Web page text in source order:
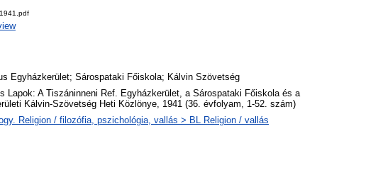
Egyházkerület; Sárospataki Főiskola; Kálvin Szövetség
Lapok: A Tiszáninneni Ref. Egyházkerület, a Sárospataki Főiskola és a
Kálvin-Szövetség Heti Közlönye, 1941 (36. évfolyam, 1-52. szám)
Religion / filozófia, pszichológia, vallás > BL Religion / vallás